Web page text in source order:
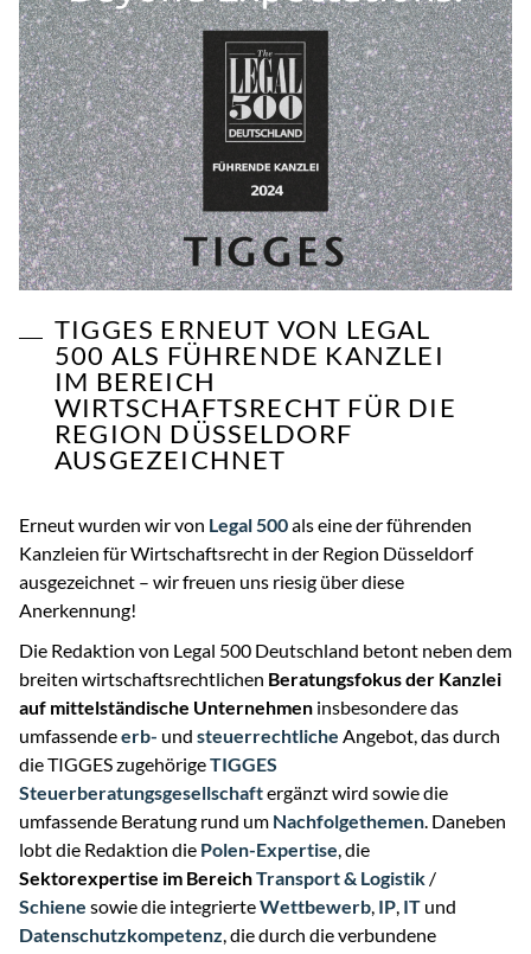
TIGGES ERNEUT VON LEGAL
500 ALS FÜHRENDE KANZLEI
IM BEREICH
WIRTSCHAFTSRECHT FÜR DIE
REGION DÜSSELDORF
AUSGEZEICHNET
Erneut wurden wir von Legal 500als eine der führenden
Kanzleien für Wirtschaftsrecht in der Region Düsseldorf
ausgezeichnet – wir freuen uns riesig über diese
Anerkennung!
Die Redaktion von Legal 500 Deutschland betont neben dem
breiten wirtschaftsrechtlichen Beratungsfokus der Kanzlei
auf mittelständische Unternehmen insbesondere das
umfassendeerb- und steuerrechtliche Angebot, das durch
die TIGGES zugehörigeTIGGES
Steuerberatungsgesellschaftergänzt wird sowie die
umfassende Beratung rund um Nachfolgethemen . Daneben
lobt die Redaktion die Polen-Expertise , die
Sektorexpertise im BereichTransport & Logistik /
Schiene sowie die integrierteWettbewerb IP IT und
Datenschutzkompetenz , die durch die verbundene